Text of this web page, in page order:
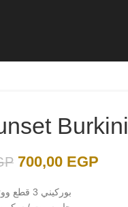
Burkini
700,00 EGP
بوركيني 3 قطع ووتر بروف